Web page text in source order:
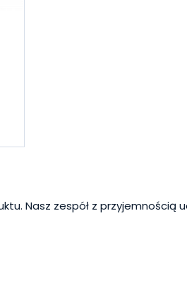
Nasz zespół z przyjemnością